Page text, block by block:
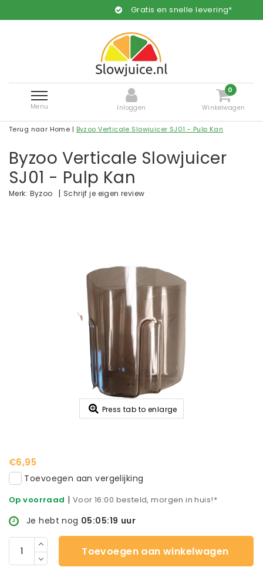
Gratis en snelle levering*
Menu Inloggen
0
Winkelwagen
Terug naar Home | Byzoo Verticale Slowjuicer SJ01 - Pulp Kan
Byzoo Verticale Slowjuicer
SJ01 - Pulp Kan
Merk: Byzoo | Schrijf je eigen review
Press tab to enlarge
€6,95
Toevoegen aan vergelijking
Op voorraad | Voor 16:00 besteld, morgen in huis!*
Je hebt nog 05:05:19 uur
Toevoegen aan winkelwagen